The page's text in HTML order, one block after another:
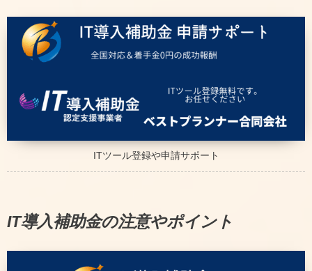
ITツール登録や申請サポート
IT導入補助金の注意やポイント